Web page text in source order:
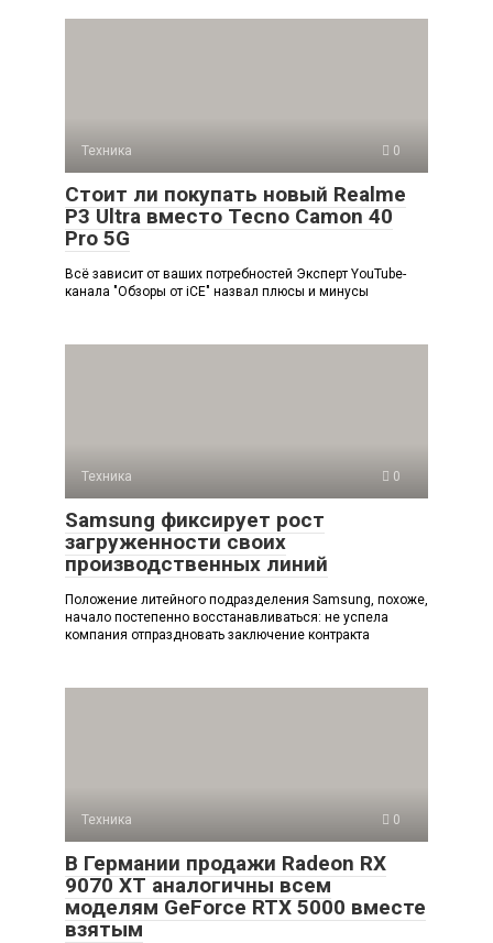
Техника 0
Стоит ли покупать новый Realme
P3 Ultra вместо Tecno Camon 40
Pro 5G
Всё зависит от ваших потребностей Эксперт YouTube-
канала "Обзоры от iCE" назвал плюсы и минусы
Техника 0
Samsung фиксирует рост
загруженности своих
производственных линий
Положение литейного подразделения Samsung, похоже,
начало постепенно восстанавливаться: не успела
компания отпраздновать заключение контракта
Техника 0
В Германии продажи Radeon RX
9070 XT аналогичны всем
моделям GeForce RTX 5000 вместе
взятым